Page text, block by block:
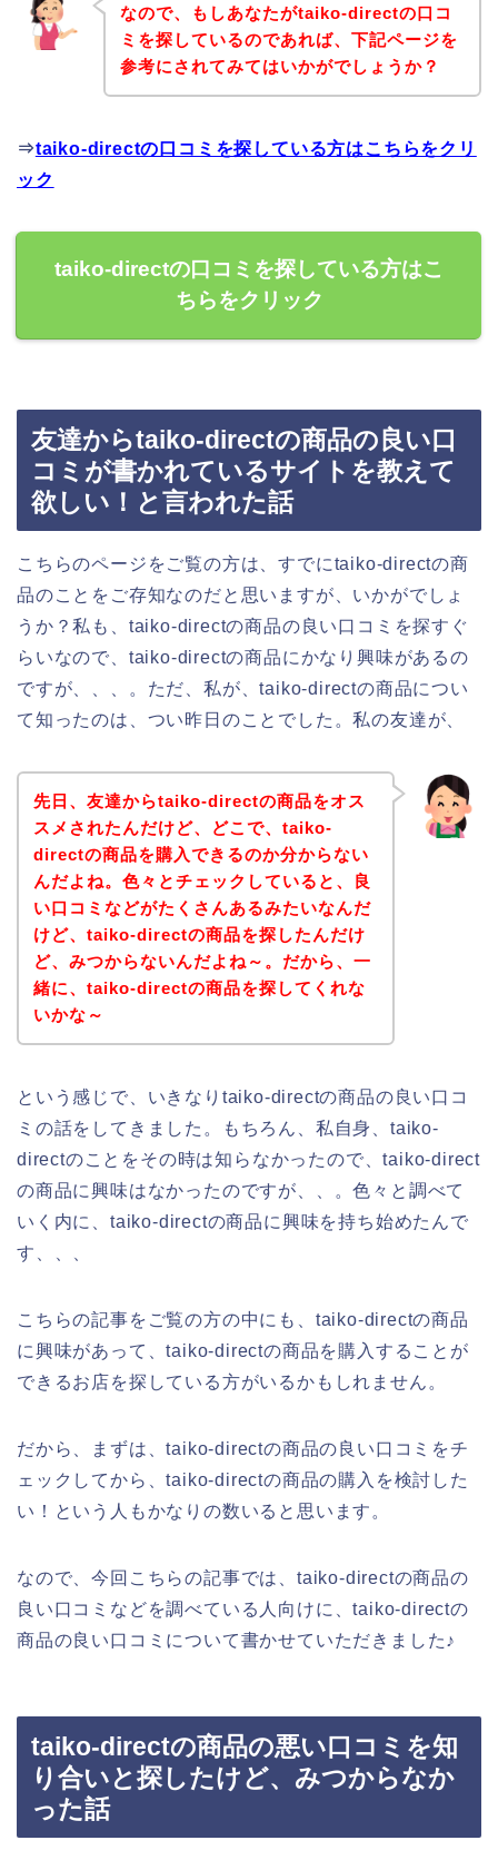
なので、もしあなたがtaiko-directの口コ
ミを探しているのであれば、下記ページを
参考にされてみてはいかがでしょうか？
⇒taiko-directの口コミを探している方はこちらをクリ
ック
taiko-directの口コミを探している方はこ
ちらをクリック
友達からtaiko-directの商品の良い口
コミが書かれているサイトを教えて
欲しい！と言われた話
こちらのページをご覧の方は、すでにtaiko-directの商
品のことをご存知なのだと思いますが、いかがでしょ
うか？私も、taiko-directの商品の良い口コミを探すぐ
らいなので、taiko-directの商品にかなり興味があるの
ですが、、、。ただ、私が、taiko-directの商品につい
て知ったのは、つい昨日のことでした。私の友達が、
先日、友達からtaiko-directの商品をオス
スメされたんだけど、どこで、taiko-
directの商品を購入できるのか分からない
んだよね。色々とチェックしていると、良
い口コミなどがたくさんあるみたいなんだ
けど、taiko-directの商品を探したんだけ
ど、みつからないんだよね～。だから、一
緒に、taiko-directの商品を探してくれな
いかな～
という感じで、いきなりtaiko-directの商品の良い口コ
ミの話をしてきました。もちろん、私自身、taiko-
directのことをその時は知らなかったので、taiko-direct
の商品に興味はなかったのですが、、。色々と調べて
いく内に、taiko-directの商品に興味を持ち始めたんで
す、、、
こちらの記事をご覧の方の中にも、taiko-directの商品
に興味があって、taiko-directの商品を購入することが
できるお店を探している方がいるかもしれません。
だから、まずは、taiko-directの商品の良い口コミをチ
ェックしてから、taiko-directの商品の購入を検討した
い！という人もかなりの数いると思います。
なので、今回こちらの記事では、taiko-directの商品の
良い口コミなどを調べている人向けに、taiko-directの
商品の良い口コミについて書かせていただきました♪
taiko-directの商品の悪い口コミを知
り合いと探したけど、みつからなか
った話